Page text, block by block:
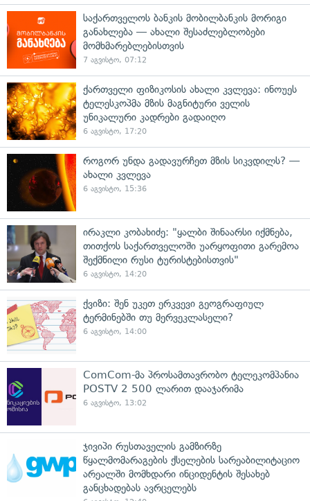
საქართველოს ბანკის მობილბანკის მორიგი
განახლება — ახალი შესაძლებლობები
მომხმარებლებისთვის
7 აგვისტო, 07:12
ქართველი ფიზიკოსის ახალი კვლევა: ინოუეს
ტელესკოპმა მზის მაგნიტური ველის
უნიკალური კადრები გადაიღო
6 აგვისტო, 17:20
როგორ უნდა გადავურჩეთ მზის სიკვდილს? —
ახალი კვლევა
6 აგვისტო, 15:36
ირაკლი კობახიძე: "ყალბი შინაარსი იქმნება,
თითქოს საქართველოში უარყოფითი გარემოა
შექმნილი რუსი ტურისტებისთვის"
6 აგვისტო, 14:20
ქვიზი: შენ უკეთ ერკვევი გეოგრაფიულ
ტერმინებში თუ მერვეკლასელი?
6 აგვისტო, 14:00
ComCom-მა პროსამთავრობო ტელეკომპანია
POSTV 2 500 ლარით დააჯარიმა
6 აგვისტო, 13:02
ჯივიპი რუსთაველის გამზირზე
წყალმომარაგების ქსელების სარეაბილიტაციო
არეალში მომხდარი ინციდენტის შესახებ
განცხადებას ავრცელებს